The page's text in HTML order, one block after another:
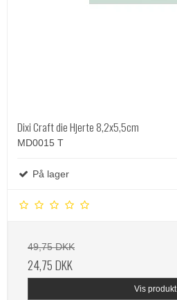
Dixi Craft die Hjerte 8,2x5,5cm
MD0015 T
På lager
49,75 DKK
24,75 DKK
Vis produkt